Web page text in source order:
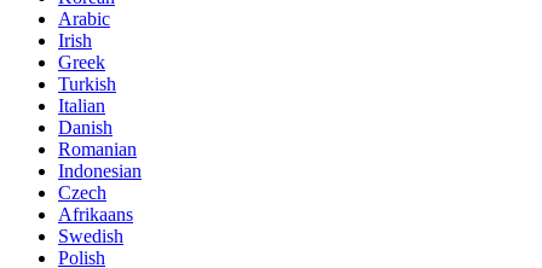
Arabic
Irish
Greek
Turkish
Italian
Danish
Romanian
Indonesian
Czech
Afrikaans
Swedish
Polish